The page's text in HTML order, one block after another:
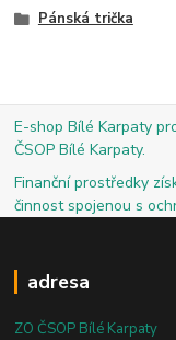
Pánská trička
E-shop Bílé Karpaty
ČSOP Bílé Karpaty.
Finanční prostředky
činnost spojenou s
adresa
ZO ČSOP Bílé Karpaty